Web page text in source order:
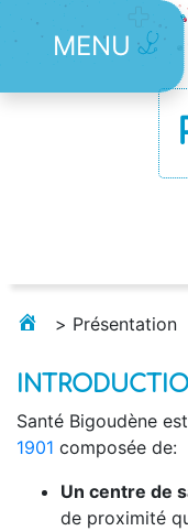
MENU
> Présentation
Santé Bigoudène
1901 composée de:
Un centre de
de proximité